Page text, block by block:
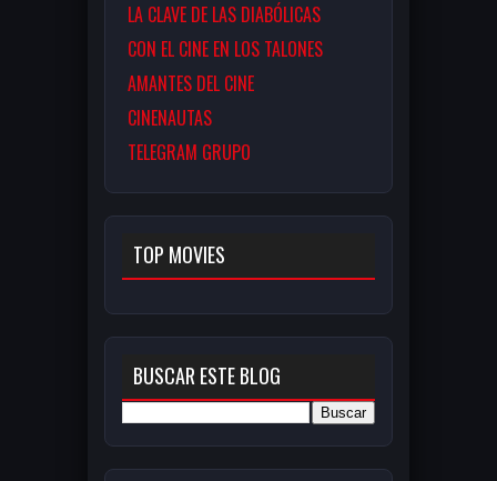
LA CLAVE DE LAS DIABÓLICAS
CON EL CINE EN LOS TALONES
AMANTES DEL CINE
CINENAUTAS
TELEGRAM GRUPO
TOP MOVIES
BUSCAR ESTE BLOG